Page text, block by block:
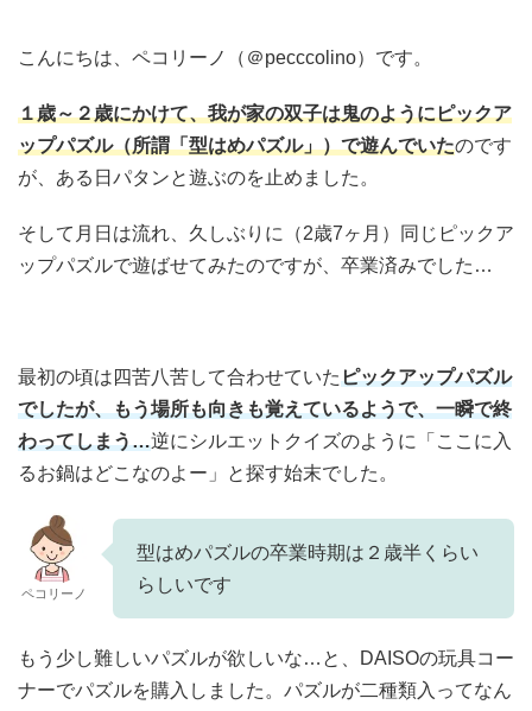
こんにちは、ペコリーノ（＠pecccolino）です。
１歳～２歳にかけて、我が家の双子は鬼のようにピックア
ップパズル（所謂「型はめパズル」）で遊んでいたのです
が、ある日パタンと遊ぶのを止めました。
そして月日は流れ、久しぶりに（2歳7ヶ月）同じピックア
ップパズルで遊ばせてみたのですが、卒業済みでした…
最初の頃は四苦八苦して合わせていたピックアップパズル
でしたが、もう場所も向きも覚えているようで、一瞬で終
わってしまう…逆にシルエットクイズのように「ここに入
るお鍋はどこなのよー」と探す始末でした。
ペコリーノ
型はめパズルの卒業時期は２歳半くらい
らしいです
もう少し難しいパズルが欲しいな…と
、DAISOの玩具コー
ナーでパズルを購入しました。パズルが二種類入ってなん